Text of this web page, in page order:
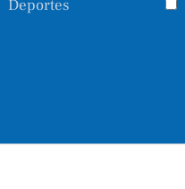
Deportes